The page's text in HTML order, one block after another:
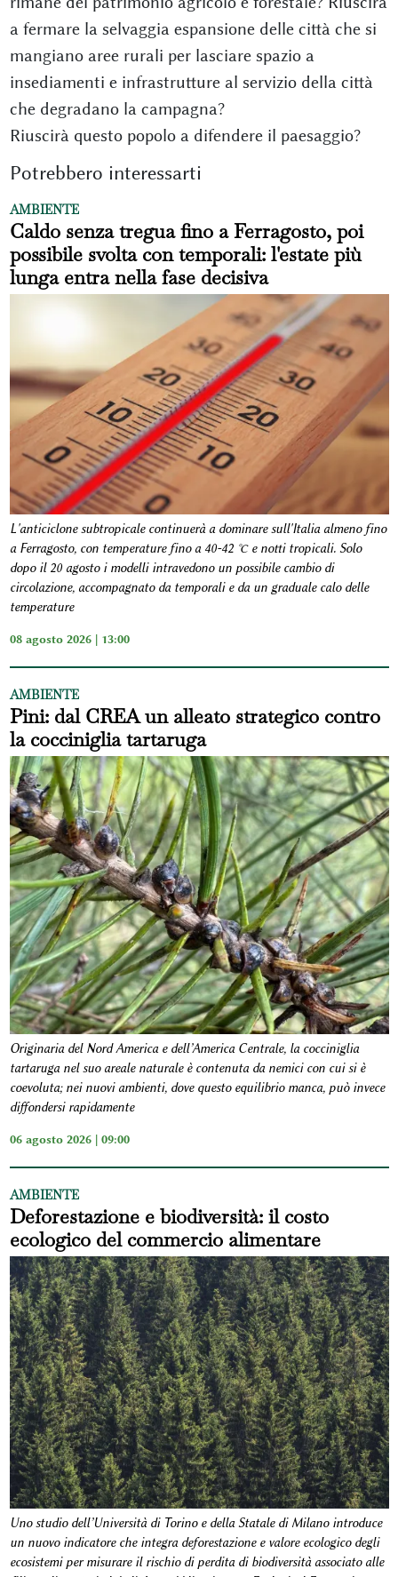
a fermare la selvaggia espansione delle città che si
mangiano aree rurali per lasciare spazio a
insediamenti e infrastrutture al servizio della città
che degradano la campagna?
Riuscirà questo popolo a difendere il paesaggio?
Potrebbero interessarti
AMBIENTE
Caldo senza tregua fino a Ferragosto, poi
possibile svolta con temporali: l'estate più
lunga entra nella fase decisiva
L'anticiclone subtropicale continuerà a dominare sull'Italia almeno fino
a Ferragosto, con temperature fino a 40-42 °C e notti tropicali. Solo
dopo il 20 agosto i modelli intravedono un possibile cambio di
circolazione, accompagnato da temporali e da un graduale calo delle
temperature
08 agosto 2026 | 13:00
AMBIENTE
Pini: dal CREA un alleato strategico contro
la cocciniglia tartaruga
Originaria del Nord America e dell’America Centrale, la cocciniglia
tartaruga nel suo areale naturale è contenuta da nemici con cui si è
coevoluta; nei nuovi ambienti, dove questo equilibrio manca, può invece
diffondersi rapidamente
06 agosto 2026 | 09:00
AMBIENTE
Deforestazione e biodiversità: il costo
ecologico del commercio alimentare
Uno studio dell’Università di Torino e della Statale di Milano introduce
un nuovo indicatore che integra deforestazione e valore ecologico degli
ecosistemi per misurare il rischio di perdita di biodiversità associato alle